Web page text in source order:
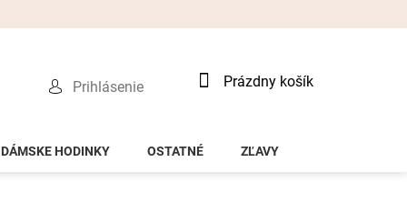
Prihlásenie
Nákupný
Prázdny košík
DÁMSKE HODINKY OSTATNÉ ZĽAVY